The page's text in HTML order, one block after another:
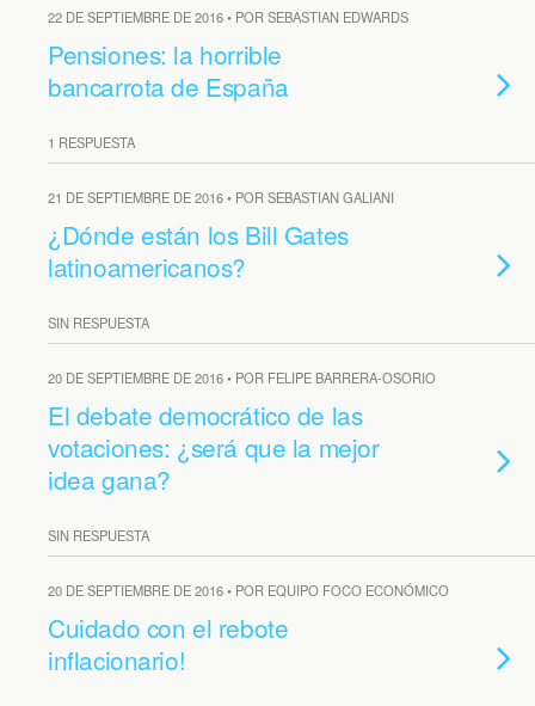
22 DE SEPTIEMBRE DE 2016 • POR SEBASTIAN EDWARDS
Pensiones: la horrible
bancarrota de España
1 RESPUESTA
21 DE SEPTIEMBRE DE 2016 • POR SEBASTIAN GALIANI
¿Dónde están los Bill Gates
latinoamericanos?
SIN RESPUESTA
20 DE SEPTIEMBRE DE 2016 • POR FELIPE BARRERA-OSORIO
El debate democrático de las
votaciones: ¿será que la mejor
idea gana?
SIN RESPUESTA
20 DE SEPTIEMBRE DE 2016 • POR EQUIPO FOCO ECONÓMICO
Cuidado con el rebote
inflacionario!